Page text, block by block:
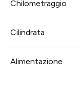
Chilometraggio
Cilindrata
Alimentazione